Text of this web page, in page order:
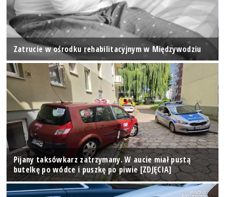
Zatrucie w ośrodku rehabilitacyjnym w Międzywodziu
Pijany taksówkarz zatrzymany. W aucie miał pustą
butelkę po wódce i puszkę po piwie [ZDJĘCIA]